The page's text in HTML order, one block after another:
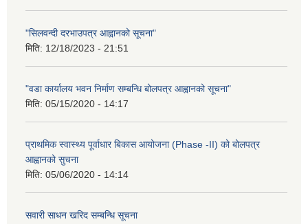
"सिलवन्दी दरभाउपत्र आह्वानको सूचना"
मिति: 12/18/2023 - 21:51
"वडा कार्यालय भवन निर्माण सम्बन्धि बोलपत्र आह्वानको सूचना"
मिति: 05/15/2020 - 14:17
प्राथमिक स्वास्थ्य पूर्वाधार बिकास आयोजना (Phase -II) को बोलपत्र
आह्वानको सुचना
मिति: 05/06/2020 - 14:14
सवारी साधन खरिद सम्बन्धि सूचना